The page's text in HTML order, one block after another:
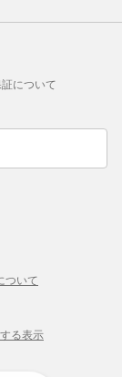
について
ついて
る表示